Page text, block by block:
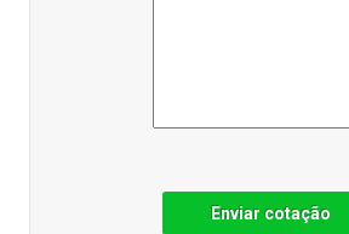
Enviar cotação